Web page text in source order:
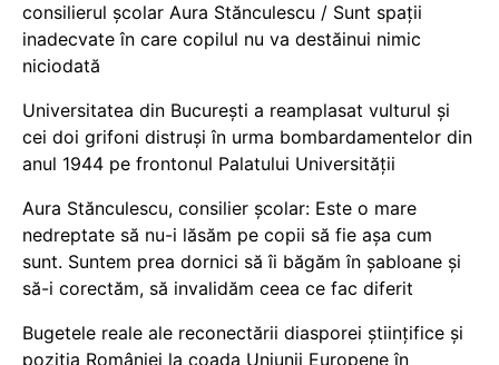
consilierul școlar Aura Stănculescu / Sunt spații
inadecvate în care copilul nu va destăinui nimic
niciodată
Universitatea din București a reamplasat vulturul și
cei doi grifoni distruși în urma bombardamentelor din
anul 1944 pe frontonul Palatului Universității
Aura Stănculescu, consilier școlar: Este o mare
nedreptate să nu-i lăsăm pe copii să fie așa cum
sunt. Suntem prea dornici să îi băgăm în șabloane și
să-i corectăm, să invalidăm ceea ce fac diferit
Bugetele reale ale reconectării diasporei științifice și
poziția României la coada Uniunii Europene în